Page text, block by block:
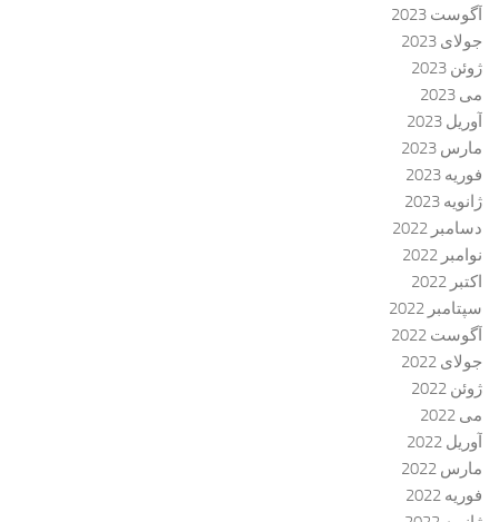
آگوست 2023
جولای 2023
ژوئن 2023
می 2023
آوریل 2023
مارس 2023
فوریه 2023
ژانویه 2023
دسامبر 2022
نوامبر 2022
اکتبر 2022
سپتامبر 2022
آگوست 2022
جولای 2022
ژوئن 2022
می 2022
آوریل 2022
مارس 2022
فوریه 2022